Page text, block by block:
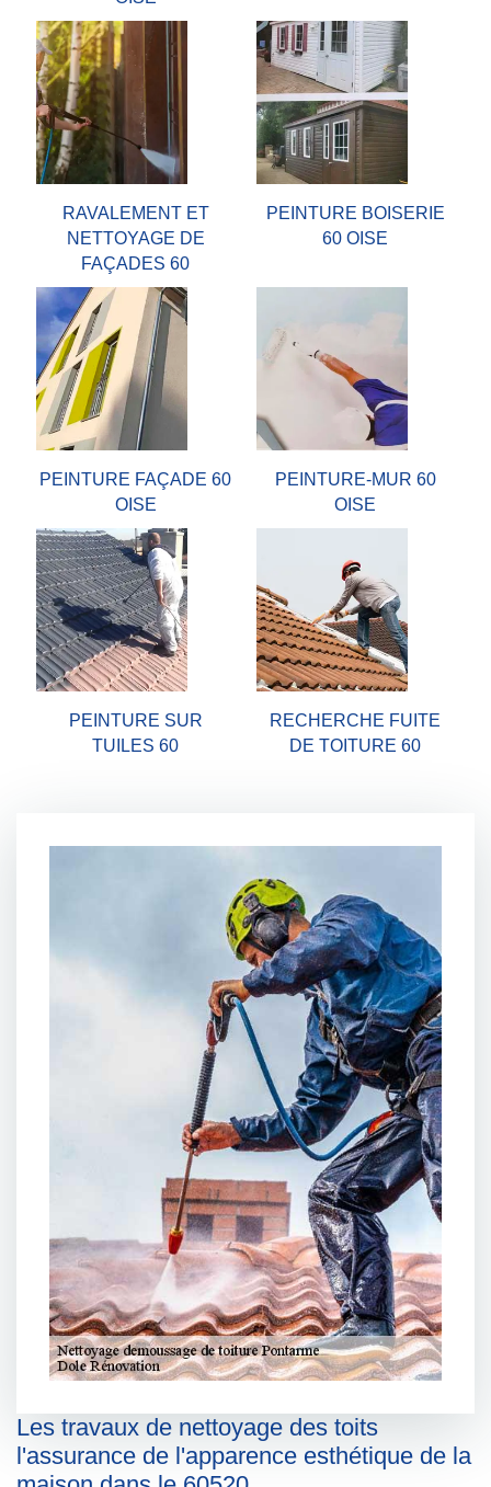
RAVALEMENT ET
NETTOYAGE DE
FAÇADES 60
PEINTURE BOISERIE
60 OISE
PEINTURE FAÇADE 60
OISE
PEINTURE-MUR 60
OISE
PEINTURE SUR
TUILES 60
RECHERCHE FUITE
DE TOITURE 60
Les travaux de nettoyage des toits
l'assurance de l'apparence esthétique de la